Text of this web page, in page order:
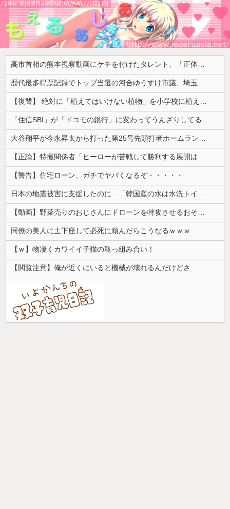
高市首相の熊本視察動画にケチを付けたタレント、「正体バレバレよな」と黒電話の呼び方であっさりと……
歴代最多得票記録でトップ当選の河合ゆうすけ市議、埼玉知事選（来年８月）に立候補表明！「埼玉県の外国人問題を解決するには、知事選で保守の政治家が立ち上がるしかない」保守一本化を訴え
【復讐】 絶対に「植えてはいけない植物」を小学校に植えた→20年経って見に行くと…「！？」衝撃の光景が・・・
「住信SBI」が「ドコモの銀行」に変わってうんざりしてるやつｗｗｗｗｗｗｗ
大谷翔平が今永昇太から打った第25号先頭打者ホームランに全米騒然！←「トモダチから打つのが好きだね」（海外の反応）
【正論】特撮関係者「ヒーローが苦戦して勝利する展開はいらない。それで特撮は凋落した」
【警告】住宅ローン、ガチでヤバくなるぞ・・・・・
日本の地震被害に支援したのに…「韓国産の水は水洗トイレに」
【動画】野菜売りのおじさんにドローンを特攻させるおそロシア。
同僚の美人に土下座して必死に頼んだらこうなるｗｗｗ
【ｗ】物凄くカワイイ子猫の取っ組み合い！
【閲覧注意】俺が近くにいると機械が壊れるんだけどさ